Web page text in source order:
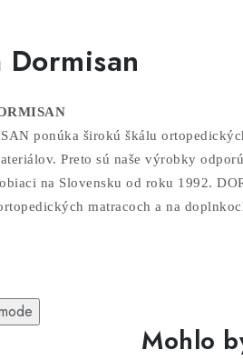
Dormisan
ponúka širokú škálu
Preto sú naše výrobky
na Slovensku od roku 1992.
matracoch a na
Mohlo